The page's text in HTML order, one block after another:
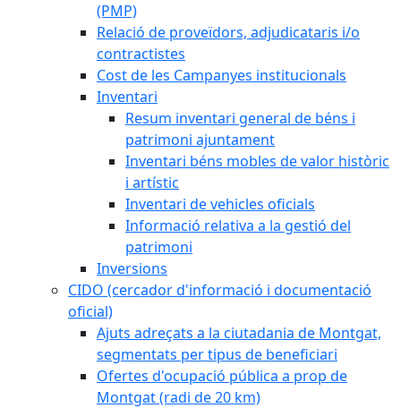
(PMP)
Relació de proveïdors, adjudicataris i/o
contractistes
Cost de les Campanyes institucionals
Inventari
Resum inventari general de béns i
patrimoni ajuntament
Inventari béns mobles de valor històric
i artístic
Inventari de vehicles oficials
Informació relativa a la gestió del
patrimoni
Inversions
CIDO (cercador d'informació i documentació
oficial)
Ajuts adreçats a la ciutadania de Montgat,
segmentats per tipus de beneficiari
Ofertes d'ocupació pública a prop de
Montgat (radi de 20 km)